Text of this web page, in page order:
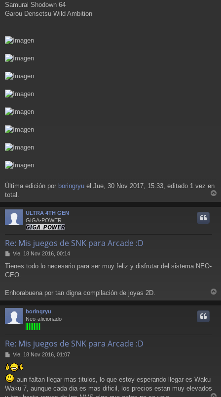
Samurai Shodown 64
Garou Densetsu Wild Ambition
Última edición por boringryu el Jue, 30 Nov 2017, 15:33, editado 1 vez en
total.
r
ULTRA 4TH GEN
GIGA-POWER
Re: Mis juegos de SNK para Arcade :D
M
n
s
j
Vie, 18 Nov 2016, 00:14
Tienes todo lo necesario para ser muy feliz y disfrutar del sistema NEO-
GEO.
Enhorabuena por tan digna compilación de joyas 2D.
r
boringryu
Neo-aficionado
Re: Mis juegos de SNK para Arcade :D
M
n
s
a
j
Vie, 18 Nov 2016, 01:07
aun faltan llegar mas titulos, lo que estoy esperando llegar es Waku
Waku 7, aunque cada dia es mas dificil, los precios estan muy elevados